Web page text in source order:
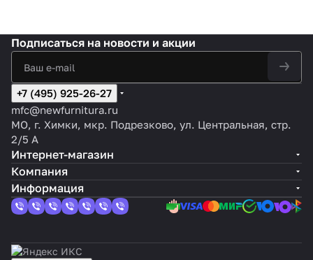
Подписаться на новости и акции
+7 (495) 925-26-27
mfc@newfurnitura.ru
МО, г. Химки, мкр. Подрезково, ул. Центральная, стр.
2/5 А
Интернет-магазин
Компания
Информация